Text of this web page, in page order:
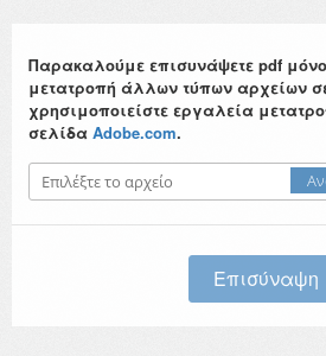
Παρακαλούμε επισυνάψετε pdf
μετατροπή άλλων τύπων αρχείων
χρησιμοποιείστε εργαλεία
σελίδα Adobe.com.
Επισύναψη